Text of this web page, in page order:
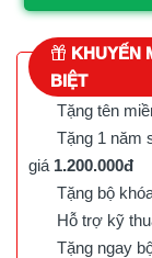
KHUYẾN
BIỆT
Tặng tên
Tặng 1 năm
giá 1.200.000đ
Tặng bộ
Hỗ trợ kỹ
Tặng ngay